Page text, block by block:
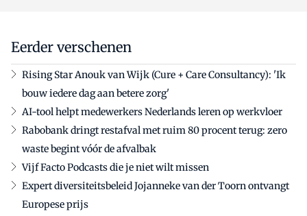
Eerder verschenen
Rising Star Anouk van Wijk (Cure + Care Consultancy): 'Ik
bouw iedere dag aan betere zorg'
AI-tool helpt medewerkers Nederlands leren op werkvloer
Rabobank dringt restafval met ruim 80 procent terug: zero
waste begint vóór de afvalbak
Vijf Facto Podcasts die je niet wilt missen
Expert diversiteitsbeleid Jojanneke van der Toorn ontvangt
Europese prijs